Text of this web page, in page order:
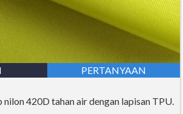
PERTANYAAN
420D tahan air dengan lapisan TPU.